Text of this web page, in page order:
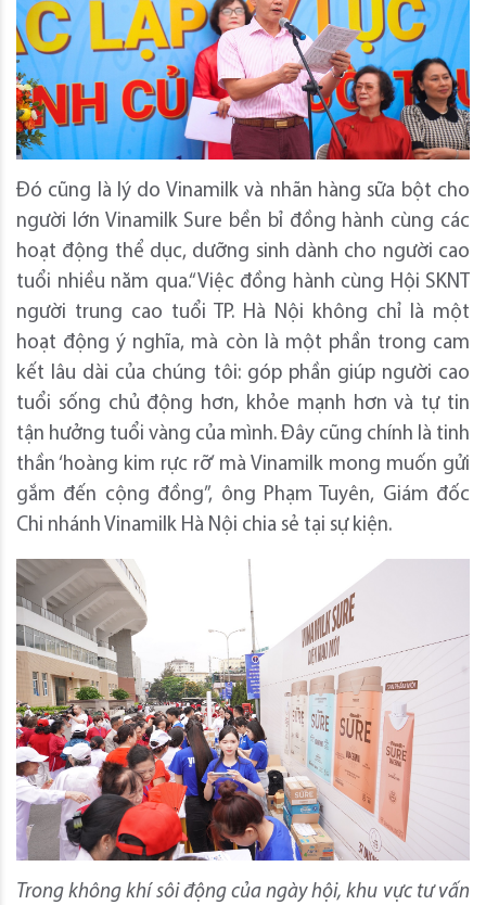
Đó cũng là lý do Vinamilk và nhãn hàng sữa bột cho
người lớn Vinamilk Sure bền bỉ đồng hành cùng các
hoạt động thể dục, dưỡng sinh dành cho người cao
tuổi nhiều năm qua.“Việc đồng hành cùng Hội SKNT
người trung cao tuổi TP. Hà Nội không chỉ là một
hoạt động ý nghĩa, mà còn là một phần trong cam
kết lâu dài của chúng tôi: góp phần giúp người cao
tuổi sống chủ động hơn, khỏe mạnh hơn và tự tin
tận hưởng tuổi vàng của mình. Đây cũng chính là tinh
thần ‘hoàng kim rực rỡ’ mà Vinamilk mong muốn gửi
gắm đến cộng đồng”, ông Phạm Tuyên, Giám đốc
Chi nhánh Vinamilk Hà Nội chia sẻ tại sự kiện.
Trong không khí sôi động của ngày hội, khu vực tư vấn